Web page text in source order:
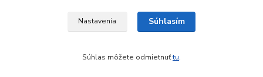
Vrátenie tovaru
Ako reklamovať
Nastavenia Súhlasím
Súhlas môžete odmietnuťtu.